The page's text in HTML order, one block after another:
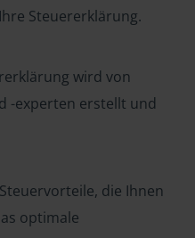
Steuererklärung.
wird von
-experten erstellt und
die Ihnen
optimale